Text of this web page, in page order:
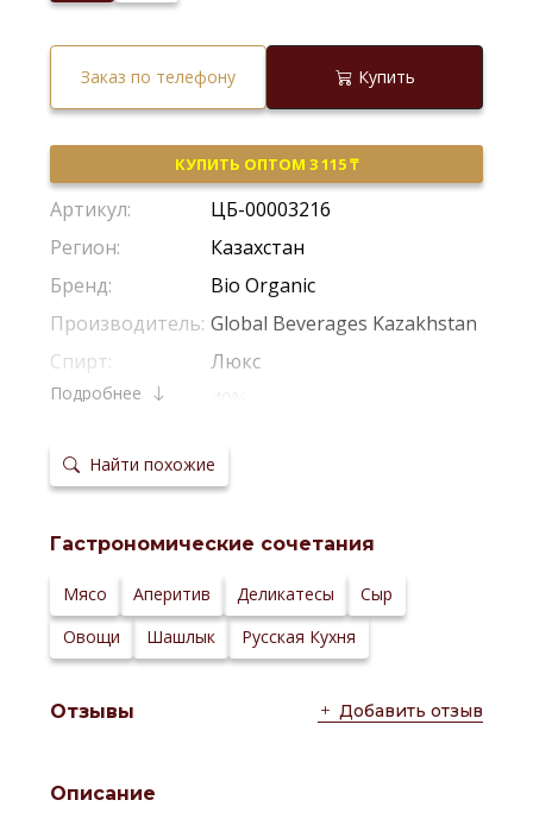
Заказ по телефону Купить
КУПИТЬ ОПТОМ 3 115 ₸
Артикул:
ЦБ-00003216
Регион:
Казахстан
Бренд:
Bio Organic
Производитель: Global Beverages Kazakhstan
Спирт:
Люкс
Крепость:
Температура
сервировки:
5-10 °С
производителя:
Подробнее
Найти похожие
Гастрономические сочетания
Мясо Аперитив Деликатесы
Сыр
Овощи
Шашлык Русская Кухня
Отзывы Добавить отзыв
Описание